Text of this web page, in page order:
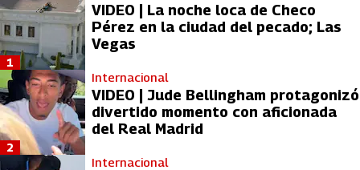
VIDEO | La noche loca de Checo
Pérez en la ciudad del pecado; Las
Vegas
1
Internacional
VIDEO | Jude Bellingham protagonizó
divertido momento con aficionada
del Real Madrid
2
Internacional